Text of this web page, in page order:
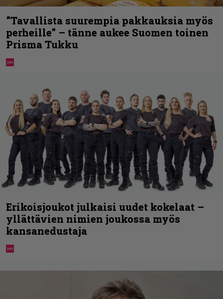
”Tavallista suurempia pakkauksia myös
perheille” – tänne aukee Suomen toinen
Prisma Tukku
Erikoisjoukot julkaisi uudet kokelaat –
yllättävien nimien joukossa myös
kansanedustaja